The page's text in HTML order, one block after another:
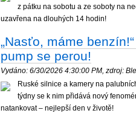
z pátku na sobotu a ze soboty na
uzavřena na dlouhých 14 hodin!
„Nasťo, máme
pump se perou!
Vydáno: 6/30/2026 4:30:00 PM, zdroj:
Ruské silnice a kamery na
týdny se k nim přidává nový
natankovat – nejlepší den v životě!